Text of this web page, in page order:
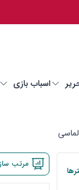
اسباب بازی
مرتب